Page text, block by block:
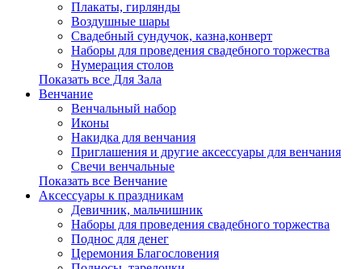
Плакаты, гирлянды
Воздушные шары
Свадебный сундучок, казна,конверт
Наборы для проведения свадебного торжества
Нумерация столов
Показать все Для Зала
Венчание
Венчальный набор
Иконы
Накидка для венчания
Приглашения и другие аксессуары для венчания
Свечи венчальные
Показать все Венчание
Аксессуары к праздникам
Девичник, мальчишник
Наборы для проведения свадебного торжества
Поднос для денег
Церемония Благословения